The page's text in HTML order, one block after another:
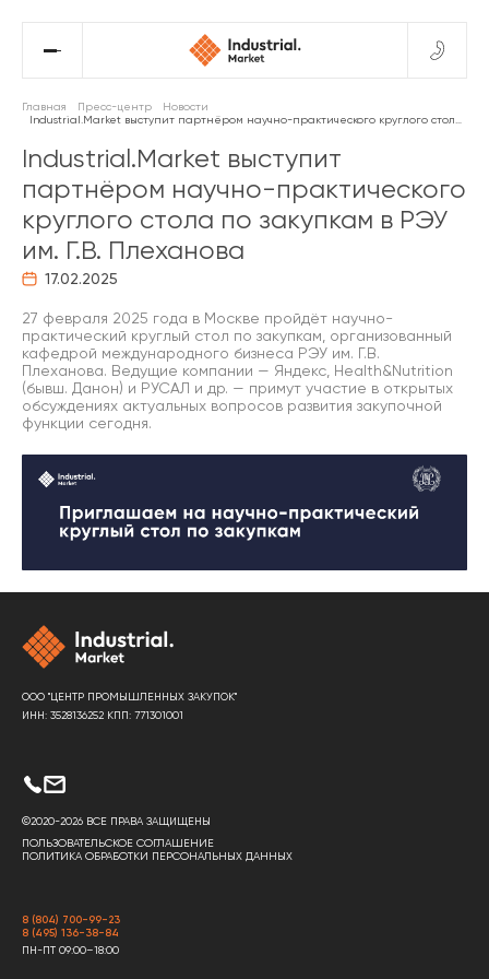
Главная Пресс-центр
Новости
Industrial.Market выступит партнёром научно-практического круглого стола по закупкам в РЭУ им. Г.В. Плеханова
Industrial.Market выступит
партнёром научно-практического
круглого стола по закупкам в РЭУ
им. Г.В. Плеханова
17.02.2025
27 февраля 2025 года в Москве пройдёт научно-
практический круглый стол по закупкам, организованный
кафедрой международного бизнеса РЭУ им. Г.В.
Плеханова. Ведущие компании — Яндекс, Health&Nutrition
(бывш. Данон) и РУСАЛ и др. — примут участие в открытых
обсуждениях актуальных вопросов развития закупочной
функции сегодня.
ООО "ЦЕНТР ПРОМЫШЛЕННЫХ ЗАКУПОК"
ИНН: 3528136252 КПП: 771301001
8 (804) 700-99-23
8 (495) 136-38-84
ПН-ПТ 09:00–18:00
©2020-2026 ВСЕ ПРАВА ЗАЩИЩЕНЫ
ПОЛЬЗОВАТЕЛЬСКОЕ СОГЛАШЕНИЕ
ПОЛИТИКА ОБРАБОТКИ ПЕРСОНАЛЬНЫХ ДАННЫХ